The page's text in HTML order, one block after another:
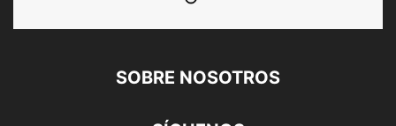
SOBRE NOSOTROS